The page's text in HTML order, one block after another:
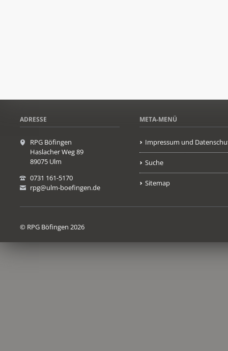
ADRESSE
RPG Böfingen
Haslacher Weg 89
89075 Ulm
0731 161-5170
rpg@ulm-boefingen.de
META-MENÜ
Impressum und
Suche
Sitemap
© RPG Böfingen 2026